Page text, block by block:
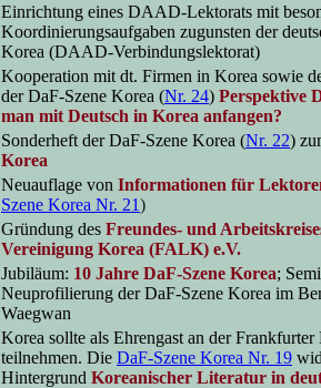
Einrichtung eines DAAD-Lektorats mit
Koordinierungsaufgaben zugunsten der
Korea (DAAD-Verbindungslektorat)
Kooperation mit dt. Firmen in Korea sowie
der DaF-Szene Korea (Nr. 24) Perspektive
man mit Deutsch in Korea anfangen?
Sonderheft der DaF-Szene Korea (Nr. 22)
Korea
Neuauflage von Informationen für
Szene Korea Nr. 21)
Gründung des Freundes- und
Vereinigung Korea (FALK) e.V.
Jubiläum: 10 Jahre DaF-Szene Korea;
Neuprofilierung der DaF-Szene Korea im
Waegwan
Korea sollte als Ehrengast an der Frankfurter
teilnehmen. Die DaF-Szene Korea Nr. 19
Hintergrund Koreanischer Literatur in